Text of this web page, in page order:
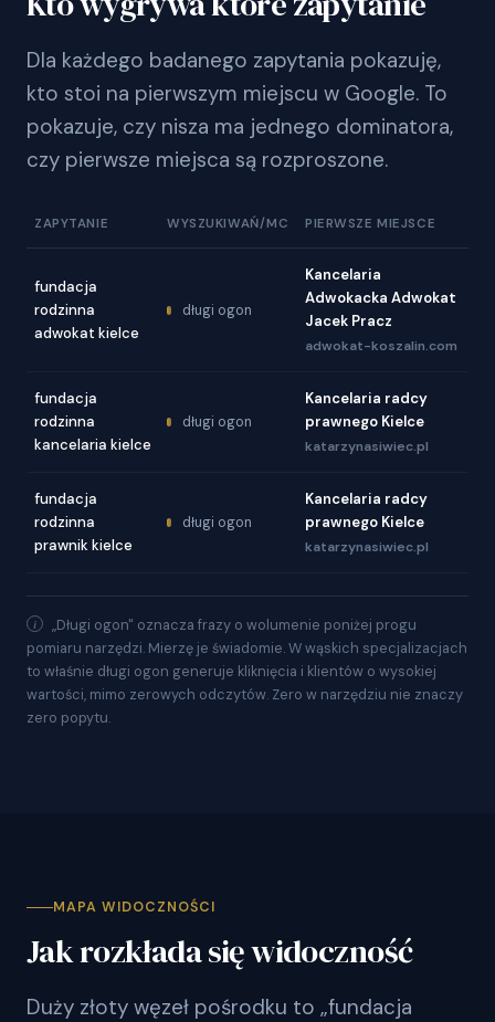
Dla każdego badanego zapytania pokazuję,
kto stoi na pierwszym miejscu w Google. To
pokazuje, czy nisza ma jednego dominatora,
czy pierwsze miejsca są rozproszone.
ZAPYTANIE WYSZUKIWAŃ/MC PIERWSZE MIEJSCE
fundacja
rodzinna
adwokat kielce
długi ogon
Kancelaria
Adwokacka Adwokat
Jacek Pracz
adwokat-koszalin.com
fundacja
rodzinna
kancelaria kielce
długi ogon
Kancelaria radcy
prawnego Kielce
katarzynasiwiec.pl
fundacja
rodzinna
prawnik kielce
długi ogon
Kancelaria radcy
prawnego Kielce
katarzynasiwiec.pl
„Długi ogon" oznacza frazy o wolumenie poniżej progu
pomiaru narzędzi. Mierzę je świadomie. W wąskich specjalizacjach
to właśnie długi ogon generuje kliknięcia i klientów o wysokiej
wartości, mimo zerowych odczytów. Zero w narzędziu nie znaczy
zero popytu.
MAPA WIDOCZNOŚCI
Jak rozkłada się widoczność
Duży złoty węzeł pośrodku to „fundacja